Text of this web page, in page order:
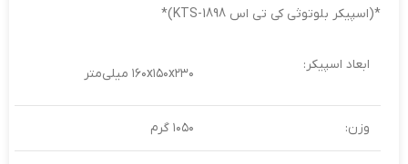
*(اسپیکر بلوتوثی کی تی اس KTS-1898)*
ابعاد اسپیکر:
۱۶۰x۱۵۰x۲۳۰ میلی‌متر
وزن: ۱۰۵۰ گرم